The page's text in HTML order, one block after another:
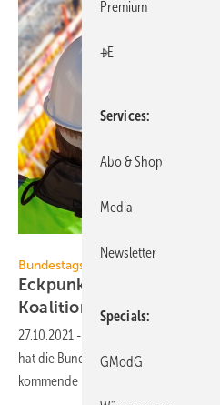
Bundestagswahl 2021
Eckpunkte der Ingenieure
Koalitionsvertrag
27.10.2021 -
hat die Bundesingenieurkammer
kommende Legislatur
Premium
+E
Services
Abo & Shop
Media
Newsletter
Specials
GModG